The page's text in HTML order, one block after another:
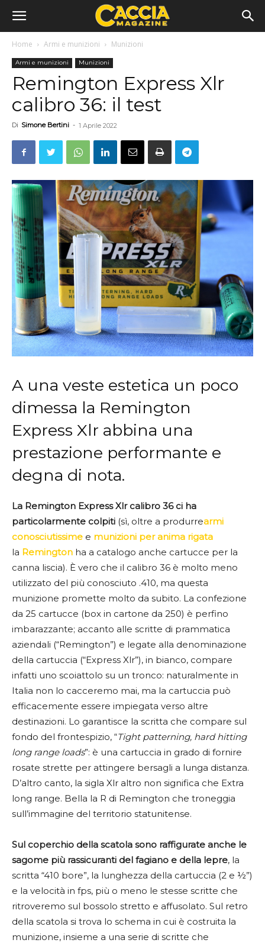
Home Armi e munizioni Munizioni
Armi e munizioni Munizioni
Remington Express Xlr
calibro 36: il test
Di Simone Bertini - 1 Aprile 2022
A una veste estetica un poco
dimessa la Remington
Express Xlr abbina una
prestazione performante e
degna di nota.
La Remington Express Xlr calibro 36 ci ha
particolarmente colpiti (sì, oltre a produrrearmi
conosciutissime e munizioni per anima rigata
la Remington ha a catalogo anche cartucce per la
canna liscia). È vero che il calibro 36 è molto meno
utilizzato del più conosciuto .410, ma questa
munizione promette molto da subito. La confezione
da 25 cartucce (box in cartone da 250) è perfino
imbarazzante; accanto alle scritte di prammatica
aziendali (“Remington”) e legate alla denominazione
della cartuccia (“Express Xlr”), in bianco, compare
infatti uno scoiattolo su un tronco: naturalmente in
Italia non lo cacceremo mai, ma la cartuccia può
efficacemente essere impiegata verso altre
destinazioni. Lo garantisce la scritta che compare sul
fondo del frontespizio, “Tight patterning, hard hitting
long range loads”: è una cartuccia in grado di fornire
rosate strette per attingere bersagli a lunga distanza.
D’altro canto, la sigla Xlr altro non significa che Extra
long range. Bella la R di Remington che troneggia
sull’immagine del territorio statunitense.
Sul coperchio della scatola sono raffigurate anche le
sagome più rassicuranti del fagiano e della lepre, la
scritta “410 bore”, la lunghezza della cartuccia (2 e ½”)
e la velocità in fps, più o meno le stesse scritte che
ritroveremo sul bossolo stretto e affusolato. Sul retro
della scatola si trova lo schema in cui è costruita la
munizione, insieme a una serie di scritte che